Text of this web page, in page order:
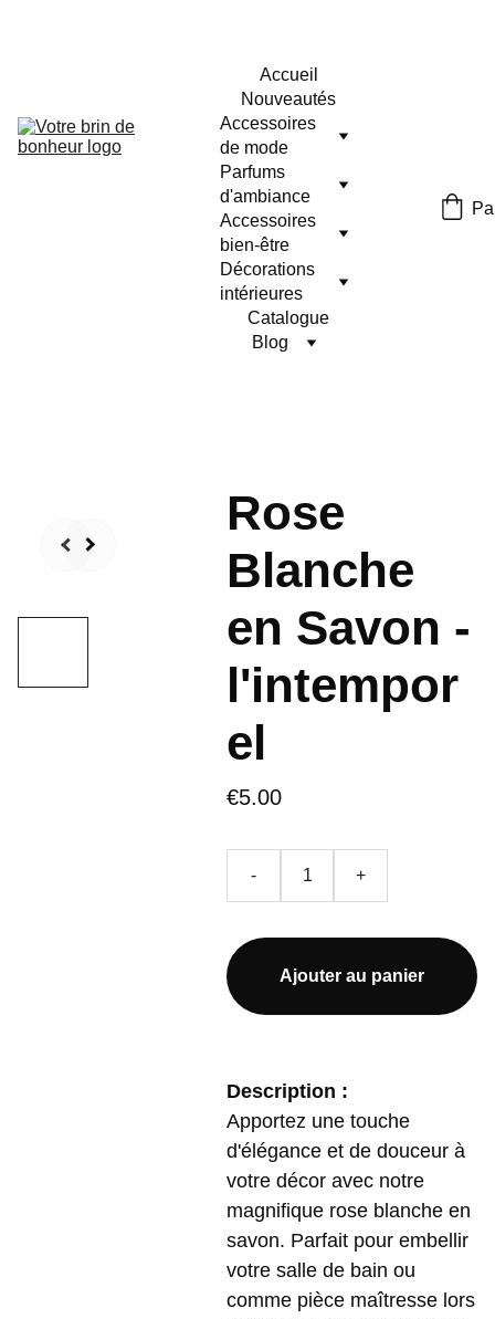
Accueil
Nouveautés
Accessoires
de mode
Parfums
d'ambiance
Accessoires
bien-être
Décorations
intérieures
Catalogue
Blog
Rose
Blanche
en Savon -
l'intempor
el
€5.00
- +
Ajouter au panier
Description :
Apportez une touche
d'élégance et de douceur à
votre décor avec notre
magnifique rose blanche en
savon. Parfait pour embellir
votre salle de bain ou
comme pièce maîtresse lors